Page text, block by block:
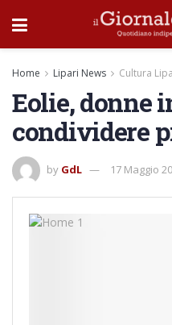
Home Lipari News Cultura
Eolie, donne
condividere
by GdL 17 Maggio